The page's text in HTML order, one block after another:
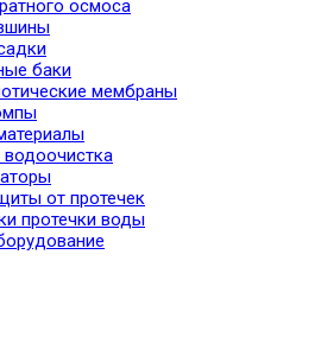
осмоса
баки
мембраны
от протечек
протечки воды